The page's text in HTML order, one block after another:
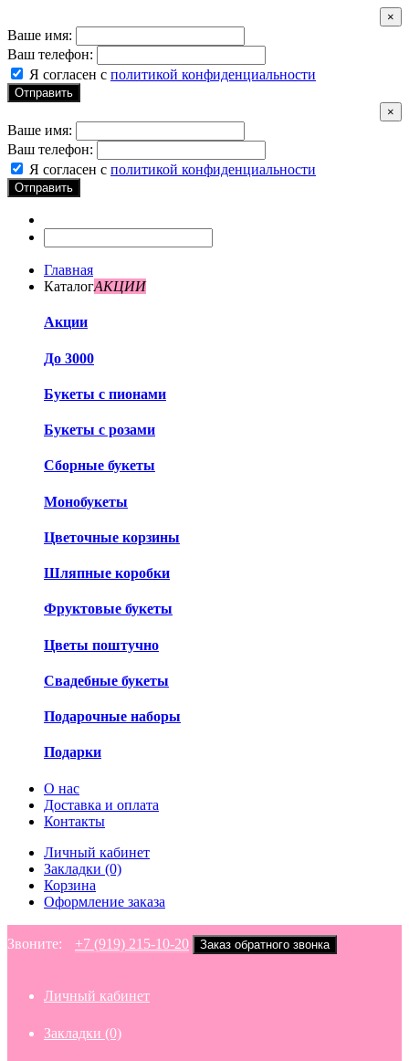
×
Ваше имя:
Ваш телефон:
Я согласен с политикой конфиденциальности
Отправить
×
Ваше имя:
Ваш телефон:
Я согласен с политикой конфиденциальности
Отправить
Главная
КаталогАКЦИИ
Акции
До 3000
Букеты с пионами
Букеты с розами
Сборные букеты
Монобукеты
Цветочные корзины
Шляпные коробки
Фруктовые букеты
Цветы поштучно
Свадебные букеты
Подарочные наборы
Подарки
О нас
Доставка и оплата
Контакты
Личный кабинет
Закладки (0)
Корзина
Оформление заказа
Звоните: +7 (919) 215-10-20 Заказ обратного звонка
Личный кабинет
Закладки (0)